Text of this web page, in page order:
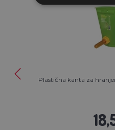
Plastična kanta za